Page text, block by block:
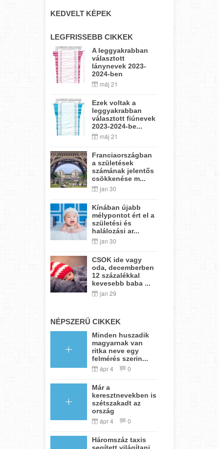
KEDVELT KÉPEK
LEGFRISSEBB CIKKEK
A leggyakrabban
választott
lánynevek 2023-
2024-ben
máj 21
Ezek voltak a
leggyakrabban
választott fiúnevek
2023-2024-be...
máj 21
Franciaországban
a születések
számának jelentős
csökkenése m...
jan 30
Kínában újabb
mélypontot ért el a
születési és
halálozási ar...
jan 30
CSOK ide vagy
oda, decemberben
12 százalékkal
kevesebb baba ...
jan 29
NÉPSZERŰ CIKKEK
Minden huszadik
magyarnak van
ritka neve egy
felmérés szerin...
ápr 4 0
Már a
keresztnevekben is
szétszakadt az
ország
ápr 4 0
Háromszáz taxis
segített világítani